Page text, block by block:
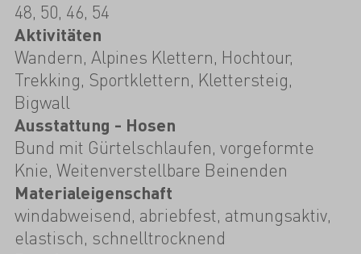
48, 50, 46, 54
Aktivitäten
Wandern, Alpines Klettern, Hochtour,
Trekking, Sportklettern, Klettersteig,
Bigwall
Ausstattung - Hosen
Bund mit Gürtelschlaufen, vorgeformte
Knie, Weitenverstellbare Beinenden
Materialeigenschaft
windabweisend, abriebfest, atmungsaktiv,
elastisch, schnelltrocknend